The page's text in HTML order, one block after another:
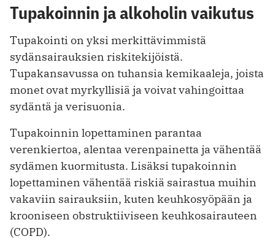
Tupakoinnin ja alkoholin vaikutus
Tupakointi on yksi merkittävimmistä
sydänsairauksien riskitekijöistä.
Tupakansavussa on tuhansia kemikaaleja, joista
monet ovat myrkyllisiä ja voivat vahingoittaa
sydäntä ja verisuonia.
Tupakoinnin lopettaminen parantaa
verenkiertoa, alentaa verenpainetta ja vähentää
sydämen kuormitusta. Lisäksi tupakoinnin
lopettaminen vähentää riskiä sairastua muihin
vakaviin sairauksiin, kuten keuhkosyöpään ja
krooniseen obstruktiiviseen keuhkosairauteen
(COPD).